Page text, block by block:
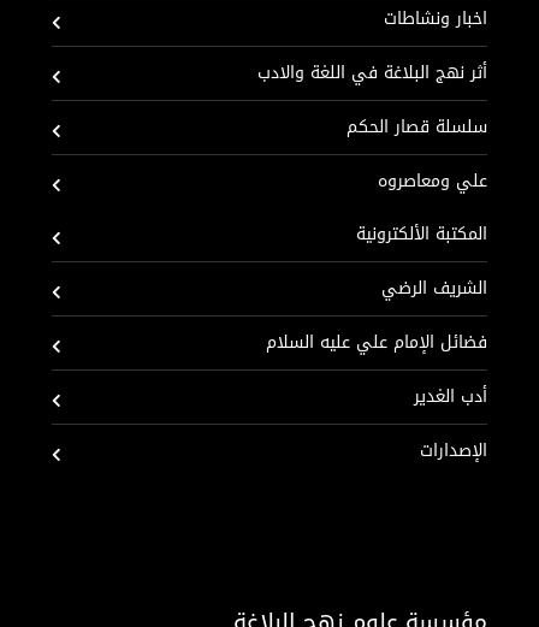
اخبار ونشاطات
أثر نهج البلاغة في اللغة والادب
سلسلة قصار الحكم
علي ومعاصروه
المكتبة الألكترونية
الشريف الرضي
فضائل الإمام علي عليه السلام
أدب الغدير
الإصدارات